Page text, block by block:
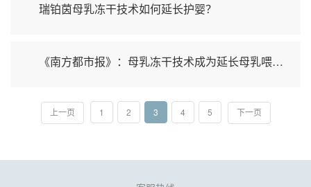
瑞铂茵母乳冻干技术如何延长护婴？
《南方都市报》：母乳冻干技术成为延长母乳喂养的新路径！
上一页 1 2 3 4 5 下一页